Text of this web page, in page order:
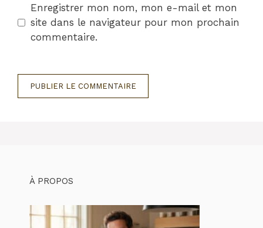
Enregistrer mon nom, mon e-mail et mon
site dans le navigateur pour mon prochain
commentaire.
À PROPOS